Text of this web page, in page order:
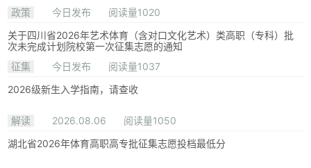
政策
今日发布
阅读量1020
关于四川省2026年艺术体育（含对口文化艺术）类高职（专科）批
次未完成计划院校第一次征集志愿的通知
征集
今日发布
阅读量1037
2026级新生入学指南，请查收
解读 2026.08.06
阅读量1050
湖北省2026年体育高职高专批征集志愿投档最低分